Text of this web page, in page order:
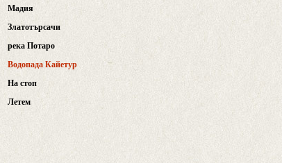
Мадия
Златотърсачи
река Потаро
Водопада Кайетур
На стоп
Летем